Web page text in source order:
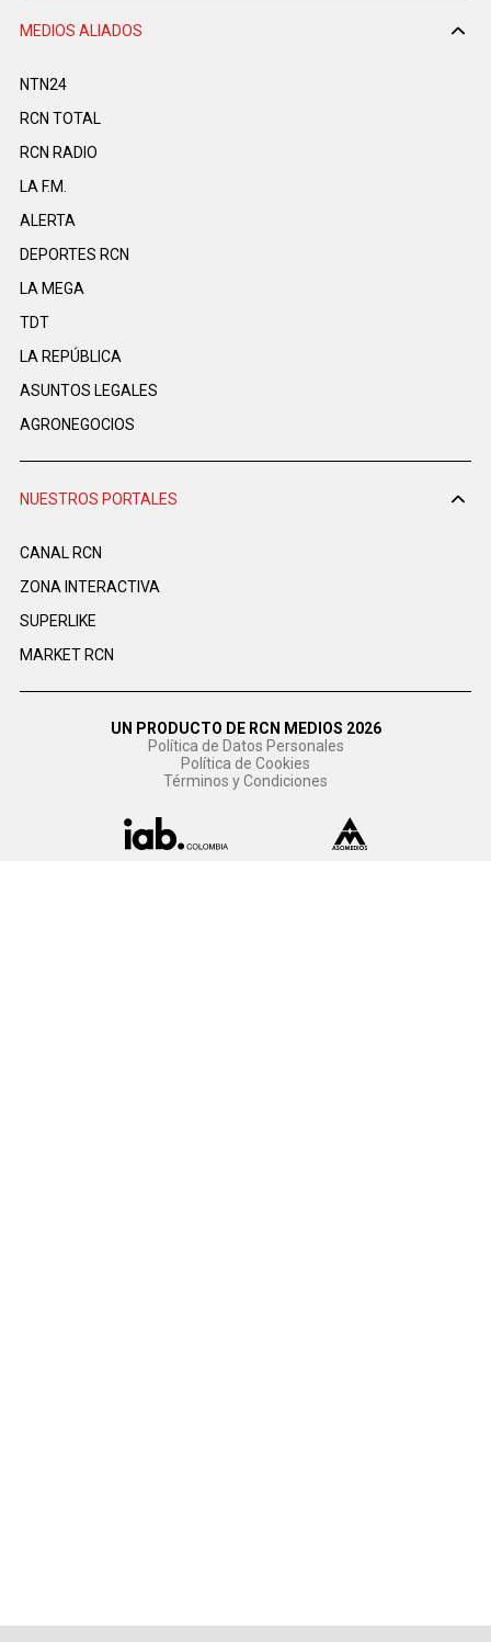
MEDIOS ALIADOS
NTN24
RCN TOTAL
RCN RADIO
LA F.M.
ALERTA
DEPORTES RCN
LA MEGA
TDT
LA REPÚBLICA
ASUNTOS LEGALES
AGRONEGOCIOS
NUESTROS PORTALES
CANAL RCN
ZONA INTERACTIVA
SUPERLIKE
MARKET RCN
UN PRODUCTO DE RCN MEDIOS 2026
Política de Datos Personales
Política de Cookies
Términos y Condiciones